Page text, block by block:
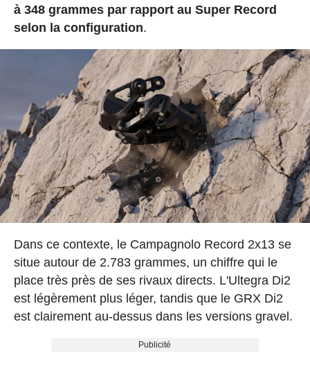
à 348 grammes par rapport au Super Record
selon la configuration.
Dans ce contexte, le Campagnolo Record 2x13 se
situe autour de 2.783 grammes, un chiffre qui le
place très près de ses rivaux directs. L'Ultegra Di2
est légèrement plus léger, tandis que le GRX Di2
est clairement au-dessus dans les versions gravel.
Publicité